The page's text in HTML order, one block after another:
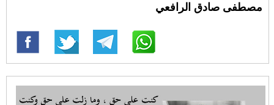
مصطفى صادق الرافعي